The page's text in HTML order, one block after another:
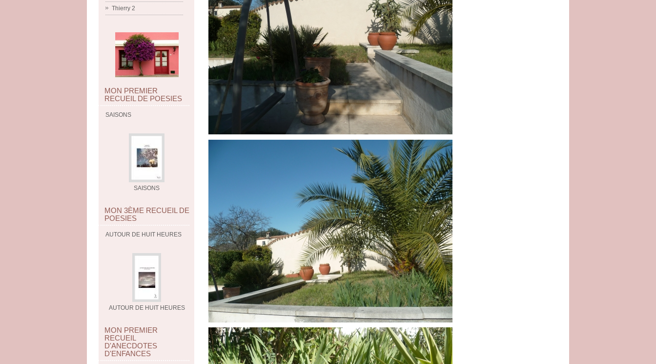
Thierry 2
MON PREMIER
RECUEIL DE POESIES
SAISONS
SAISONS
MON 3ÈME RECUEIL DE
POESIES
AUTOUR DE HUIT HEURES
AUTOUR DE HUIT HEURES
MON PREMIER
RECUEIL
D'ANECDOTES
D'ENFANCES